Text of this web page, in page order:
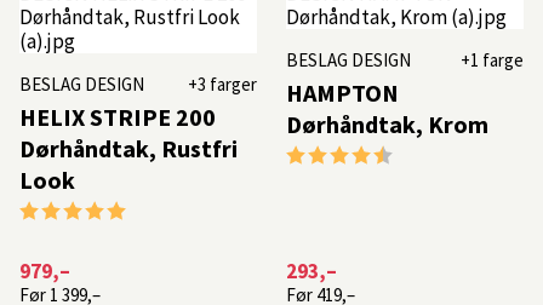
HELIX STRIPE 200
Dørhåndtak, Rustfri
Look
Karakter:
BESLAG DESIGN +3 farger
979,–
Før 1 399,–
HAMPTON
Dørhåndtak, Krom
Karakter:
BESLAG DESIGN +1 farge
293,–
Før 419,–